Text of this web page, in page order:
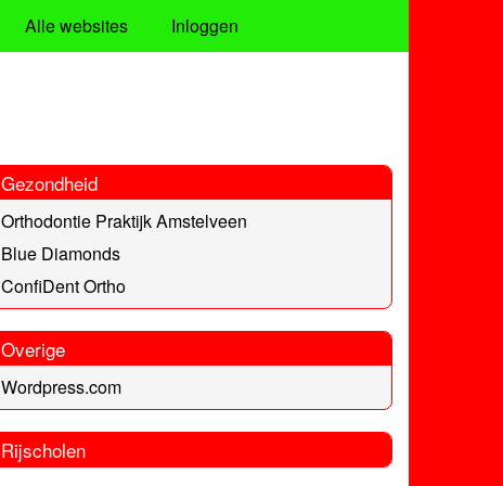
Alle websites Inloggen
Gezondheid
Orthodontie Praktijk Amstelveen
Blue Diamonds
ConfiDent Ortho
Overige
Wordpress.com
Rijscholen